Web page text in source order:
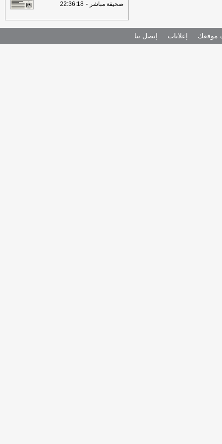
صحيفة مباشر -
22:36:18
موقعك إعلانات إتصل بنا